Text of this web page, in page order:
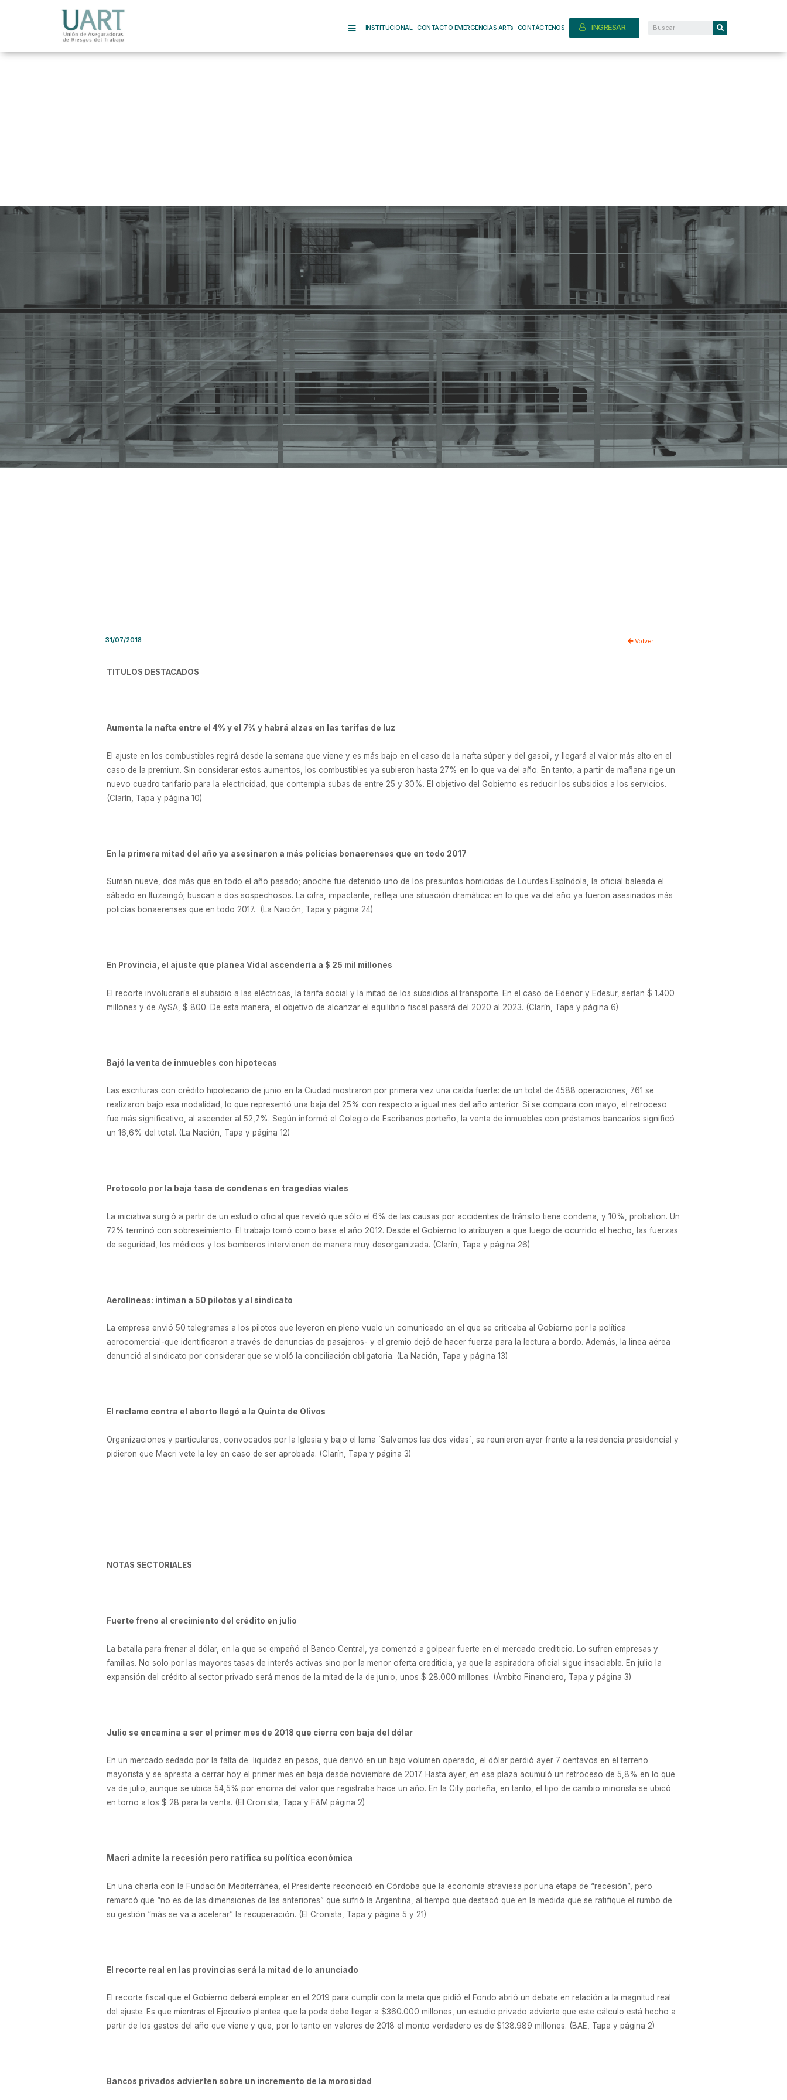
INSTITUCIONAL CONTACTO EMERGENCIAS ARTs CONTÁCTENOS INGRESAR
31/07/2018 Volver
TITULOS DESTACADOS
Aumenta la nafta entre el 4% y el 7% y habrá alzas en las tarifas de luz
El ajuste en los combustibles regirá desde la semana que viene y es más bajo en el caso de la nafta súper y del gasoil, y llegará al valor más alto en el
caso de la premium. Sin considerar estos aumentos, los combustibles ya subieron hasta 27% en lo que va del año. En tanto, a partir de mañana rige un
nuevo cuadro tarifario para la electricidad, que contempla subas de entre 25 y 30%. El objetivo del Gobierno es reducir los subsidios a los servicios.
(Clarín, Tapa y página 10)
En la primera mitad del año ya asesinaron a más policías bonaerenses que en todo 2017
Suman nueve, dos más que en todo el año pasado; anoche fue detenido uno de los presuntos homicidas de Lourdes Espíndola, la oficial baleada el
sábado en Ituzaingó; buscan a dos sospechosos. La cifra, impactante, refleja una situación dramática: en lo que va del año ya fueron asesinados más
policías bonaerenses que en todo 2017. (La Nación, Tapa y página 24)
En Provincia, el ajuste que planea Vidal ascendería a $ 25 mil millones
El recorte involucraría el subsidio a las eléctricas, la tarifa social y la mitad de los subsidios al transporte. En el caso de Edenor y Edesur, serían $ 1.400
millones y de AySA, $ 800. De esta manera, el objetivo de alcanzar el equilibrio fiscal pasará del 2020 al 2023. (Clarín, Tapa y página 6)
Bajó la venta de inmuebles con hipotecas
Las escrituras con crédito hipotecario de junio en la Ciudad mostraron por primera vez una caída fuerte: de un total de 4588 operaciones, 761 se
realizaron bajo esa modalidad, lo que representó una baja del 25% con respecto a igual mes del año anterior. Si se compara con mayo, el retroceso
fue más significativo, al ascender al 52,7%. Según informó el Colegio de Escribanos porteño, la venta de inmuebles con préstamos bancarios significó
un 16,6% del total. (La Nación, Tapa y página 12)
Protocolo por la baja tasa de condenas en tragedias viales
La iniciativa surgió a partir de un estudio oficial que reveló que sólo el 6% de las causas por accidentes de tránsito tiene condena, y 10%, probation. Un
72% terminó con sobreseimiento. El trabajo tomó como base el año 2012. Desde el Gobierno lo atribuyen a que luego de ocurrido el hecho, las fuerzas
de seguridad, los médicos y los bomberos intervienen de manera muy desorganizada. (Clarín, Tapa y página 26)
Aerolíneas: intiman a 50 pilotos y al sindicato
La empresa envió 50 telegramas a los pilotos que leyeron en pleno vuelo un comunicado en el que se criticaba al Gobierno por la política
aerocomercial-que identificaron a través de denuncias de pasajeros- y el gremio dejó de hacer fuerza para la lectura a bordo. Además, la línea aérea
denunció al sindicato por considerar que se violó la conciliación obligatoria. (La Nación, Tapa y página 13)
El reclamo contra el aborto llegó a la Quinta de Olivos
Organizaciones y particulares, convocados por la Iglesia y bajo el lema `Salvemos las dos vidas`, se reunieron ayer frente a la residencia presidencial y
pidieron que Macri vete la ley en caso de ser aprobada. (Clarín, Tapa y página 3)
NOTAS SECTORIALES
Fuerte freno al crecimiento del crédito en julio
La batalla para frenar al dólar, en la que se empeñó el Banco Central, ya comenzó a golpear fuerte en el mercado crediticio. Lo sufren empresas y
familias. No solo por las mayores tasas de interés activas sino por la menor oferta crediticia, ya que la aspiradora oficial sigue insaciable. En julio la
expansión del crédito al sector privado será menos de la mitad de la de junio, unos $ 28.000 millones. (Ámbito Financiero, Tapa y página 3)
Julio se encamina a ser el primer mes de 2018 que cierra con baja del dólar
En un mercado sedado por la falta de liquidez en pesos, que derivó en un bajo volumen operado, el dólar perdió ayer 7 centavos en el terreno
mayorista y se apresta a cerrar hoy el primer mes en baja desde noviembre de 2017. Hasta ayer, en esa plaza acumuló un retroceso de 5,8% en lo que
va de julio, aunque se ubica 54,5% por encima del valor que registraba hace un año. En la City porteña, en tanto, el tipo de cambio minorista se ubicó
en torno a los $ 28 para la venta. (El Cronista, Tapa y F&M página 2)
Macri admite la recesión pero ratifica su política económica
En una charla con la Fundación Mediterránea, el Presidente reconoció en Córdoba que la economía atraviesa por una etapa de “recesión”, pero
remarcó que “no es de las dimensiones de las anteriores” que sufrió la Argentina, al tiempo que destacó que en la medida que se ratifique el rumbo de
su gestión “más se va a acelerar” la recuperación. (El Cronista, Tapa y página 5 y 21)
El recorte real en las provincias será la mitad de lo anunciado
El recorte fiscal que el Gobierno deberá emplear en el 2019 para cumplir con la meta que pidió el Fondo abrió un debate en relación a la magnitud real
del ajuste. Es que mientras el Ejecutivo plantea que la poda debe llegar a $360.000 millones, un estudio privado advierte que este cálculo está hecho a
partir de los gastos del año que viene y que, por lo tanto en valores de 2018 el monto verdadero es de $138.989 millones. (BAE, Tapa y página 2)
Bancos privados advierten sobre un incremento de la morosidad